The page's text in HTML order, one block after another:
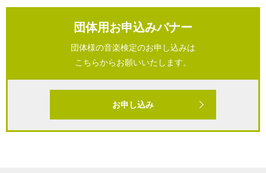
団体用お申込みバナー
団体様の音楽検定のお申し込みは
こちらからお願いいたします。
お申し込み